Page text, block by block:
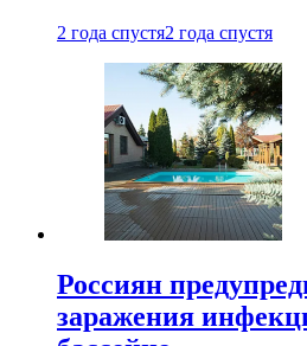
2 года спустя2 года спустя
Россиян
заражения